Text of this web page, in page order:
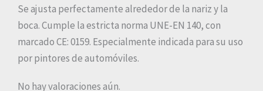
Se ajusta perfectamente alrededor de la nariz y la
boca. Cumple la estricta norma UNE-EN 140, con
marcado CE: 0159. Especialmente indicada para su uso
por pintores de automóviles.
No hay valoraciones aún.